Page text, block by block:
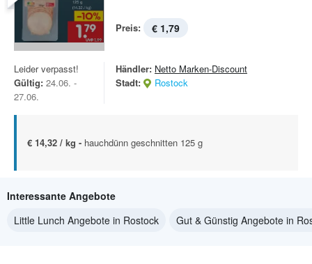
Preis: € 1,79
Leider verpasst!
Gültig: 24.06. -
27.06.
Händler: Netto Marken-Discount
Stadt:
Rostock
€ 14,32 / kg - hauchdünn geschnitten 125 g
Interessante Angebote
Little Lunch Angebote in Rostock
Gut & Günstig Angebote in